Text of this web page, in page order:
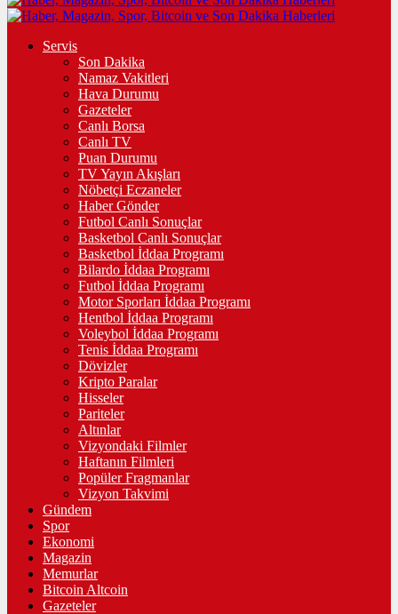
Servis
Son Dakika
Namaz Vakitleri
Hava Durumu
Gazeteler
Canlı Borsa
Canlı TV
Puan Durumu
TV Yayın Akışları
Nöbetçi Eczaneler
Haber Gönder
Futbol Canlı Sonuçlar
Basketbol Canlı Sonuçlar
Basketbol İddaa Programı
Bilardo İddaa Programı
Futbol İddaa Programı
Motor Sporları İddaa Programı
Hentbol İddaa Programı
Voleybol İddaa Programı
Tenis İddaa Programı
Dövizler
Kripto Paralar
Hisseler
Pariteler
Altınlar
Vizyondaki Filmler
Haftanın Filmleri
Popüler Fragmanlar
Vizyon Takvimi
Gündem
Spor
Ekonomi
Magazin
Memurlar
Bitcoin Altcoin
Gazeteler